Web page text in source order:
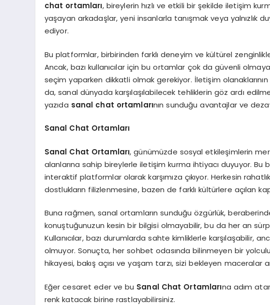
chat ortamları, bireylerin hızlı ve etkili bir şekilde iletişim
yaşayan arkadaşlar, yeni insanlarla tanışmak veya yalnızlık
ediyor.
Bu platformlar, birbirinden farklı deneyim ve kültürel
Ancak, bazı kullanıcılar için bu ortamlar çok da güvenli
seçim yaparken dikkatli olmak gerekiyor. İletişim
da, sanal dünyada karşılaşılabilecek tehliklerin göz ardı
yazıda sanal chat ortamlarının sunduğu avantajlar ve
Sanal Chat Ortamları
Sanal Chat Ortamları, günümüzde sosyal etkileşimlerin
alanlarına sahip bireylerle iletişim kurma ihtiyacı duyuyor. Bu
interaktif platformlar olarak karşımıza çıkıyor. Herkesin
dostlukların filizlenmesine, bazen de farklı kültürlere açılan
Buna rağmen, sanal ortamların sunduğu özgürlük,
konuştuğunuzun kesin bir bilgisi olmayabilir, bu da her an
Kullanıcılar, bazı durumlarda sahte kimliklerle karşılaşabilir,
olmuyor. Sonuçta, her sohbet odasında bilinmeyen bir
hikayesi, bakış açısı ve yaşam tarzı, sizi bekleyen maceralar
Eğer cesaret eder ve bu Sanal Chat Ortamlarına adım
renk katacak birine rastlayabilirsiniz.